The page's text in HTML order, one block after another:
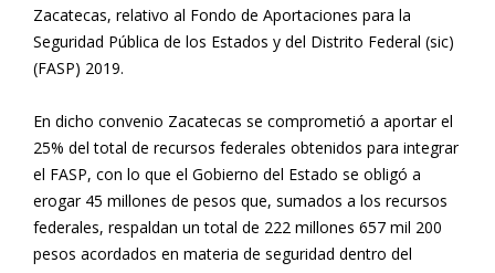
Zacatecas, relativo al Fondo de Aportaciones para la
Seguridad Pública de los Estados y del Distrito Federal (sic)
(FASP) 2019.
En dicho convenio Zacatecas se comprometió a aportar el
25% del total de recursos federales obtenidos para integrar
el FASP, con lo que el Gobierno del Estado se obligó a
erogar 45 millones de pesos que, sumados a los recursos
federales, respaldan un total de 222 millones 657 mil 200
pesos acordados en materia de seguridad dentro del